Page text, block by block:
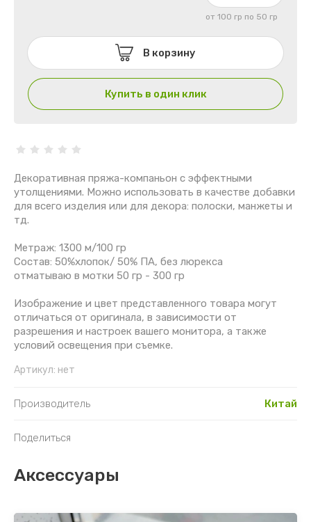
пряжа
пряжа на бобинах
пряжа
от 100 гр по 50 гр
В корзину
Купить в один клик
Декоративная пряжа-компаньон с эффектными
утолщениями. Можно использовать в качестве добавки
для всего изделия или для декора: полоски, манжеты и
тд.
Метраж: 1300 м/100 гр
Состав: 50%хлопок/ 50% ПА, без люрекса
отматываю в мотки 50 гр - 300 гр
Изображение и цвет представленного товара могут
отличаться от оригинала, в зависимости от
разрешения и настроек вашего монитора, а также
условий освещения при съемке.
Артикул: нет
Производитель Китай
Поделиться
Аксессуары